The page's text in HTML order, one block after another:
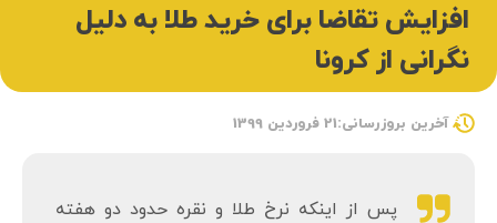
افزایش تقاضا برای خرید طلا به دلیل
نگرانی از کرونا
آخرین بروزرسانی:21 فروردین 1399
پس از اینکه نرخ طلا و نقره حدود دو هفته